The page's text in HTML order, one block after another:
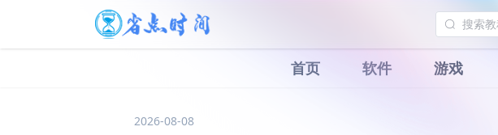
首页 软件 游戏
2026-08-08